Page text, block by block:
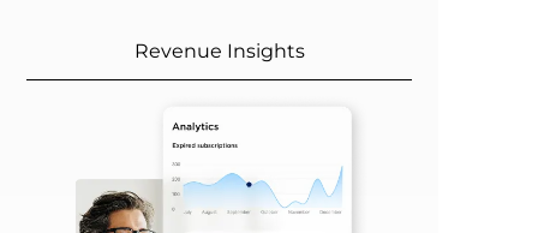
Revenue Insights